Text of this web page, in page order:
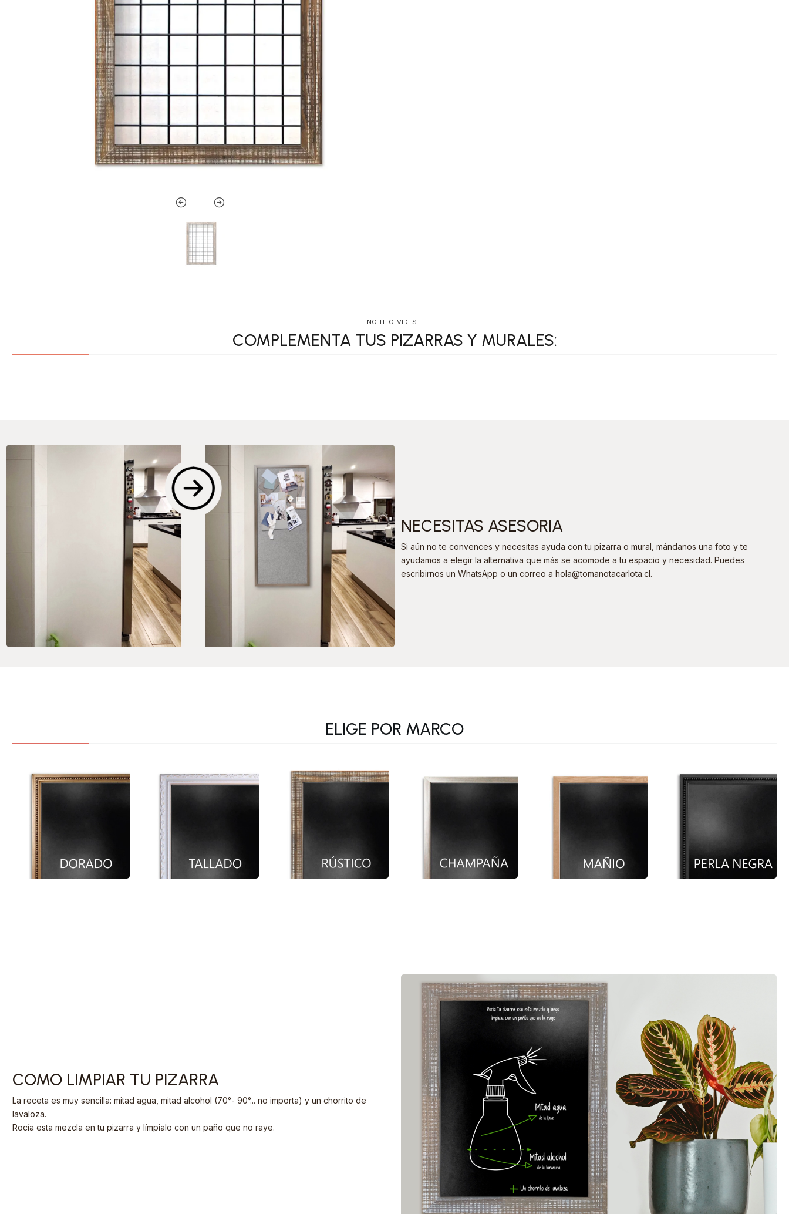
NO TE OLVIDES…
COMPLEMENTA TUS PIZARRAS Y MURALES:
NECESITAS ASESORIA
Si aún no te convences y necesitas ayuda con tu pizarra o mural, mándanos una foto y te
ayudamos a elegir la alternativa que más se acomode a tu espacio y necesidad. Puedes
escribirnos un WhatsApp o un correo a hola@tomanotacarlota.cl.
ELIGE POR MARCO
COMO LIMPIAR TU PIZARRA
La receta es muy sencilla: mitad agua, mitad alcohol (70°- 90°... no importa) y un chorrito de
lavaloza.
Rocía esta mezcla en tu pizarra y límpialo con un paño que no raye.